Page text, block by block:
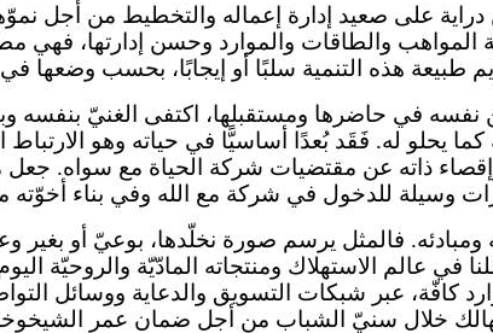
على صعيد إدارة إعماله والتخطيط من أجل
المواهب والطاقات والموارد وحسن إدارتها، فهي
طبيعة هذه التنمية سلبًا أو إيجابًا، بحسب وضعها
نفسه في حاضرها ومستقبلها، اكتفى الغنيّ بنفسه
له. فَقَد بُعدًا أساسيًّا في حياته وهو الارتباط
ذاته عن مقتضيات شركة الحياة مع سواه.
وسيلة للدخول في شركة مع الله وفي بناء أخوّته مع
فالمثل يرسم صورة نخلّدها، بوعيّ أو بغير
في عالم الاستهلاك ومنتجاته المادّيّة والروحيّة
كافّة، عبر شبكات التسويق والدعاية ووسائل
خلال سنيّ الشباب من أجل ضمان عمر